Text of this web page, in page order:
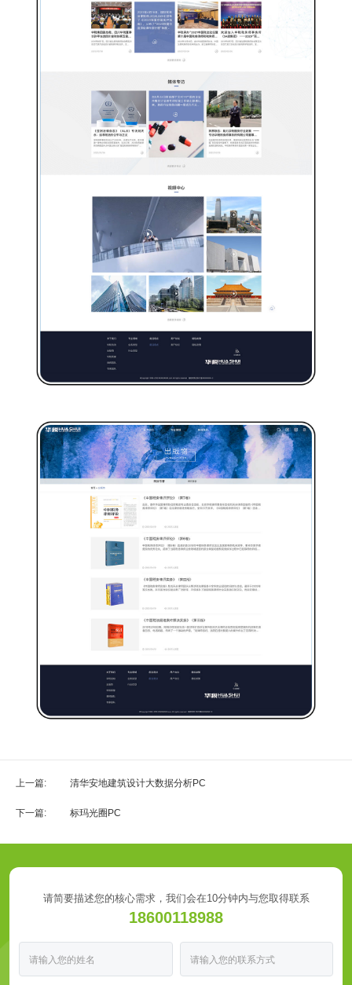
上一篇: 清华安地建筑设计大数据分析PC
下一篇: 标玛光圈PC
请简要描述您的核心需求，我们会在10分钟内与您取得联系
18600118988